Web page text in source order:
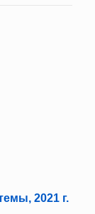
2021 г.